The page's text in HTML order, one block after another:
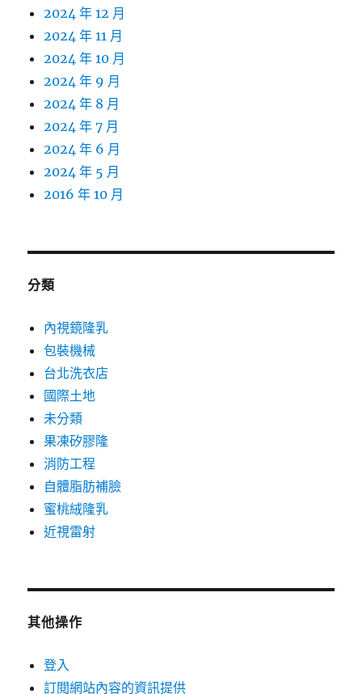
2024 年 12 月
2024 年 11 月
2024 年 10 月
2024 年 9 月
2024 年 8 月
2024 年 7 月
2024 年 6 月
2024 年 5 月
2016 年 10 月
分類
內視鏡隆乳
包裝機械
台北洗衣店
國際土地
未分類
果凍矽膠隆
消防工程
自體脂肪補臉
蜜桃絨隆乳
近視雷射
其他操作
登入
訂閱網站內容的資訊提供